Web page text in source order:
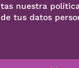
nuestra
tus datos